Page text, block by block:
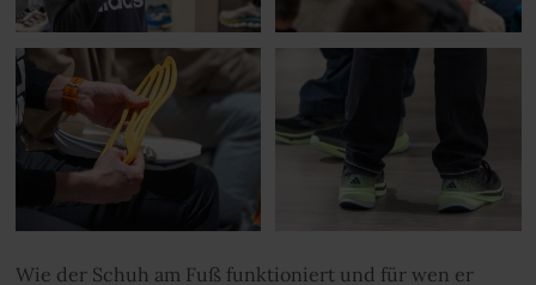
Wie der Schuh am Fuß funktioniert und für wen er